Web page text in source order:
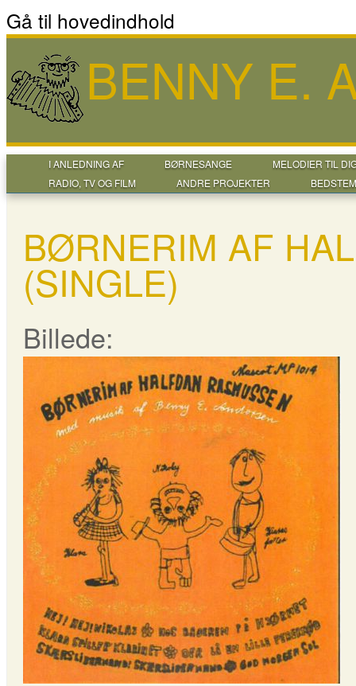
Gå til hovedindhold
BENNY E.
I ANLEDNING AF BØRNESANGE
MELODIER TIL
RADIO, TV OG FILM
ANDRE PROJEKTER
BØRNERIM AF
(SINGLE)
Billede: